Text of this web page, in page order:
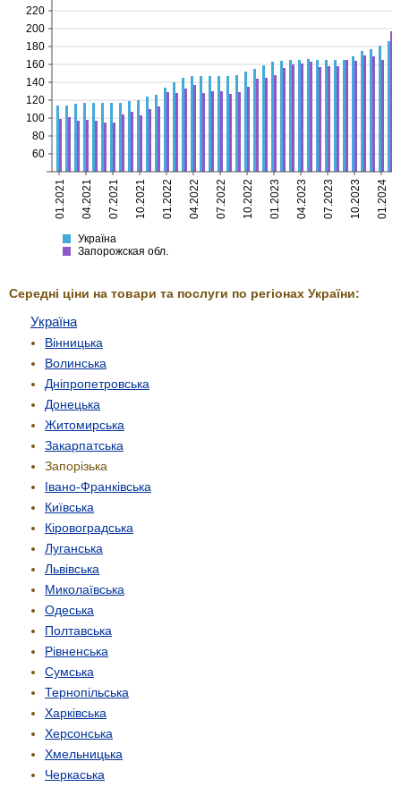
Україна
Запорожская
01.2021 04.2021 07.2021 10.2021 01.2022 04.2022 07.2022 10.2022 01.2023 04.2023 07.2023 10.2023 01.2024
60
80
100
120
140
160
180
200
220
Україна
Запорожская обл.
Середні ціни на товари та послуги по регіонах України:
Україна
Вінницька
Волинська
Дніпропетровська
Донецька
Житомирська
Закарпатська
Запорізька
Івано-Франківська
Київська
Кіровоградська
Луганська
Львівська
Миколаївська
Одеська
Полтавська
Рівненська
Сумська
Тернопільська
Харківська
Херсонська
Хмельницька
Черкаська